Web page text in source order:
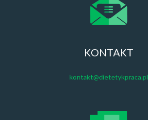
KONTAKT
kontakt@dietetykpraca.pl